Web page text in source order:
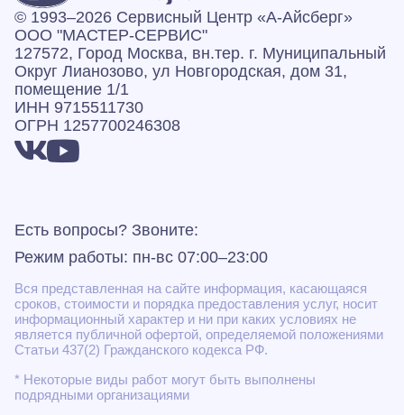
© 1993–2026 Сервисный Центр «А‑Айсберг»
ООО "МАСТЕР-СЕРВИС"
127572, Город Москва, вн.тер. г. Муниципальный
Округ Лианозово, ул Новгородская, дом 31,
помещение 1/1
ИНН 9715511730
ОГРН 1257700246308
Есть вопросы? Звоните:
Режим работы: пн-вс 07:00–23:00
Вся представленная на сайте информация, касающаяся
сроков, стоимости и порядка предоставления услуг, носит
информационный характер и ни при каких условиях не
является публичной офертой, определяемой положениями
Статьи 437(2) Гражданского кодекса РФ.
* Некоторые виды работ могут быть выполнены
подрядными организациями